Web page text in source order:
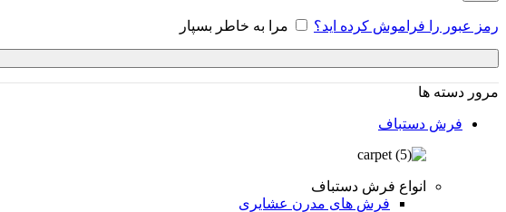
رمز عبور را فراموش کرده اید؟ مرا به خاطر بسپار
مرور دسته ها
فرش دستباف
انواع فرش دستباف
فرش های مدرن عشایری